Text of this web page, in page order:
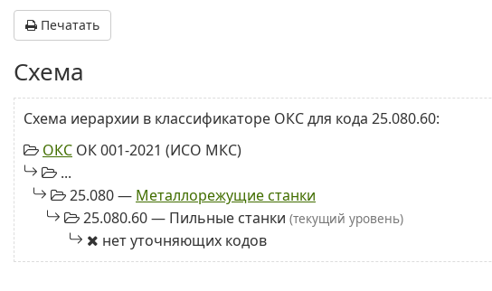
Печатать
Схема
Схема иерархии в классификаторе ОКС для кода 25.080.60:
ОКС ОК 001-2021 (ИСО МКС)
...
25.080 — Металлорежущие станки
25.080.60 — Пильные станки (текущий уровень)
нет уточняющих кодов